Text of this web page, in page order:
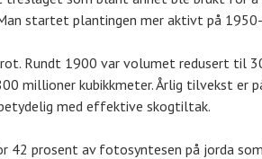
startet plantingen mer aktivt på
Rundt 1900 var volumet redusert til
millioner kubikkmeter. Årlig tilvekst er
med effektive skogtiltak.
42 prosent av fotosyntesen på jorda